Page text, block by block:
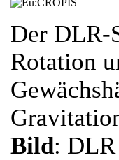
Der DLR-
Rotation
Bild: DLR